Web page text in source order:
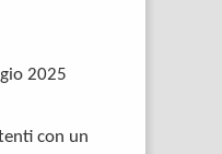
2025
con un